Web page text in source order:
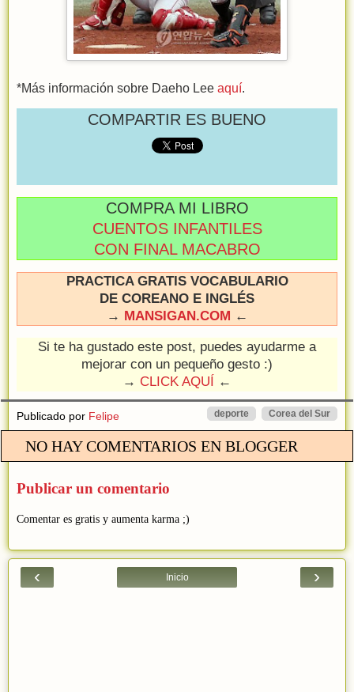
*Más información sobre Daeho Lee aquí.
COMPARTIR ES BUENO
COMPRA MI LIBRO
CUENTOS INFANTILES
CON FINAL MACABRO
PRACTICA GRATIS VOCABULARIO
DE COREANO E INGLÉS
→ MANSIGAN.COM ←
Si te ha gustado este post, puedes ayudarme a
mejorar con un pequeño gesto :)
→ CLICK AQUÍ ←
Publicado por Felipe Corea del Sur
deporte
NO HAY COMENTARIOS EN BLOGGER
Publicar un comentario
Comentar es gratis y aumenta karma ;)
‹ ›
Inicio